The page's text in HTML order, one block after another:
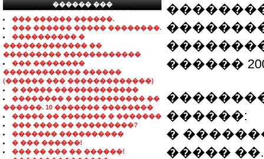
������ ���
���������������
��� ������ ������.
��� ������ ����� ��������.
���������� �
������������� ��
��������� ������������
��� ��������
������������ ������
(������ ��� �������������)
� ����� �������������
�������� � ����������� ��
������. 10 ������� ��������
����� �� ������� � �������
��� ���� �� ���������?
������� ����������
� ��� ������!
��� �� ��� �� ������!
������
������:
�
����� ��.